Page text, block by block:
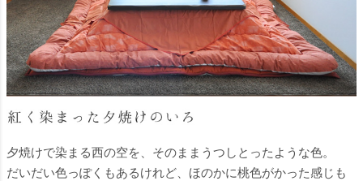
夕焼けで染まる西の空を、そのままうつしとったような色。
だいだい色っぽくもあるけれど、ほのかに桃色がかった感じも